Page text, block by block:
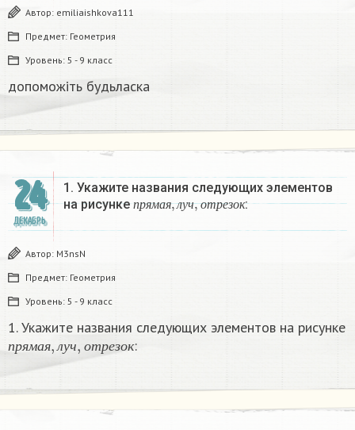
Автор: emiliaishkova111
Предмет: Геометрия
Уровень: 5 - 9 класс
допоможіть будьласка
24
ДЕКАБРЬ
1. Укажите названия следующих элементов
на рисунке
прямая л у ч о т р е зо к
прямая,л уч, отрезок
:
Автор: M3nsN
Предмет: Геометрия
Уровень: 5 - 9 класс
1. Укажите названия следующих элементов на рисунке
п рямая л у ч о т р е з о к
пр ямая,луч ,отрезок: